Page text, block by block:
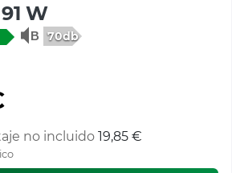
W
70db
no incluido 19,85 €